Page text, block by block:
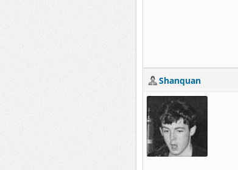
Shanquan